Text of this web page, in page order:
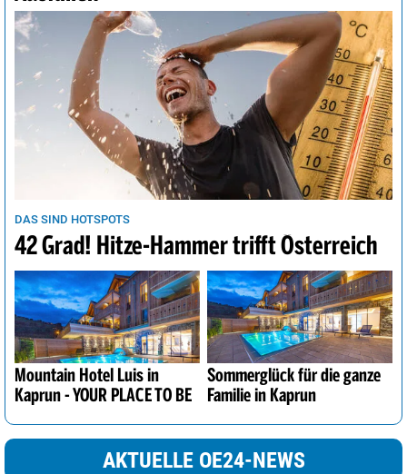
DAS SIND HOTSPOTS
42 Grad! Hitze-Hammer trifft Österreich
Mountain Hotel Luis in
Kaprun - YOUR PLACE TO BE
Sommerglück für die ganze
Familie in Kaprun
AKTUELLE OE24-NEWS